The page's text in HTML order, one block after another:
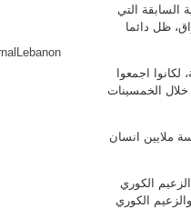
السابقة التي
ظل دائما
اجمعوا
خلال الخمسينات
ملايين انسان
الكوري
الكوري